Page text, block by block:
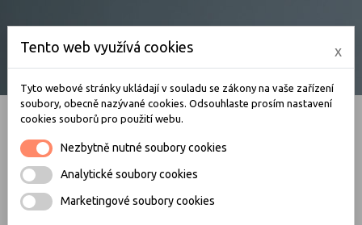
Slunečníky
Domů Stínící technika
Tento web využívá cookies x
Tyto webové stránky ukládají v souladu se zákony na vaše zařízení
soubory, obecně nazývané cookies. Odsouhlaste prosím nastavení
cookies souborů pro použití webu.
Nezbytně nutné soubory cookies
Analytické soubory cookies
Marketingové soubory cookies